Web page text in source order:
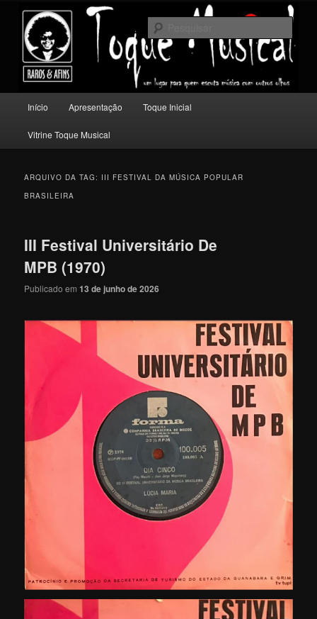
conteúdo
principal
conteúdo
secundário
Toque Musical
Um lugar para quem escuta música com outros olhos.
principal
Início Apresentação Toque Inicial
Vitrine Toque Musical
ARQUIVO DA TAG: III FESTIVAL DA MÚSICA POPULAR
BRASILEIRA
III Festival Universitário De
MPB (1970)
Publicado em13 de junho de 2026